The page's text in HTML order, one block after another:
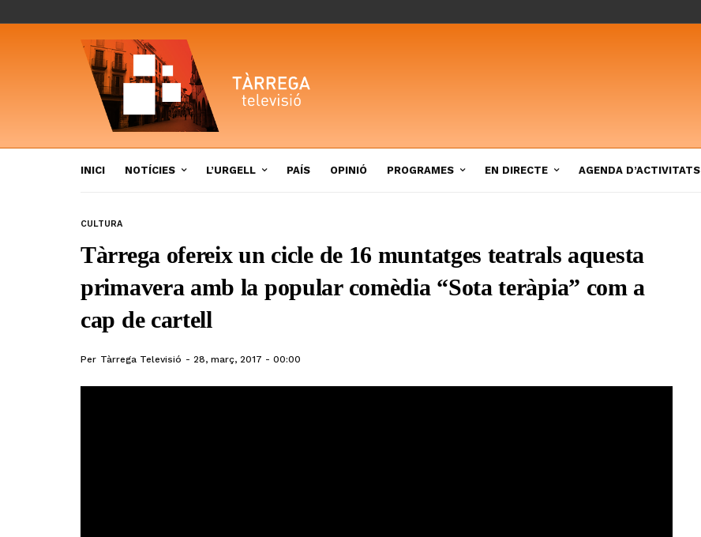
INICI NOTÍCIES L’URGELL PAÍS OPINIÓ PROGRAMES EN DIRECTE AGENDA D’ACTIVITATS
CULTURA
Tàrrega ofereix un cicle de 16 muntatges teatrals aquesta
primavera amb la popular comèdia “Sota teràpia” com a
cap de cartell
Per Tàrrega Televisió 28, març, 2017 - 00:00